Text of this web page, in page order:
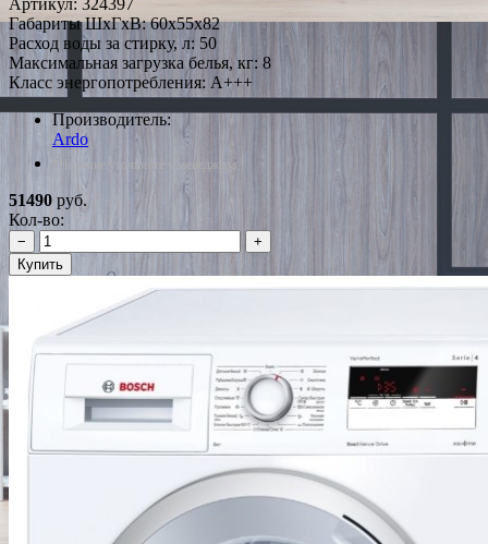
Габариты ШxГxВ: 60x55x82
Расход воды за стирку, л: 50
Максимальная загрузка белья, кг: 8
Класс энергопотребления: A+++
Производитель:
Ardo
*Наличие уточняйте у менеджера
51490 руб.
Кол-во:
−
+
Купить